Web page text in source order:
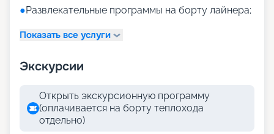
●Развлекательные программы на борту лайнера;
Показать все услуги
Экскурсии
Открыть экскурсионную программу
(оплачивается на борту теплохода
отдельно)